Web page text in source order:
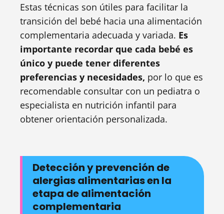
Estas técnicas son útiles para facilitar la
transición del bebé hacia una alimentación
complementaria adecuada y variada. Es
importante recordar que cada bebé es
único y puede tener diferentes
preferencias y necesidades, por lo que es
recomendable consultar con un pediatra o
especialista en nutrición infantil para
obtener orientación personalizada.
Detección y prevención de
alergias alimentarias en la
etapa de alimentación
complementaria